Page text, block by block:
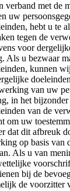
verband met de
uw
hebt u te
tegen de
voor
Als u bezwaar
kunnen
van uw
in het
van de
om uw
dat dit afbreuk
op basis van
Als u van
bij de
de voorzitter